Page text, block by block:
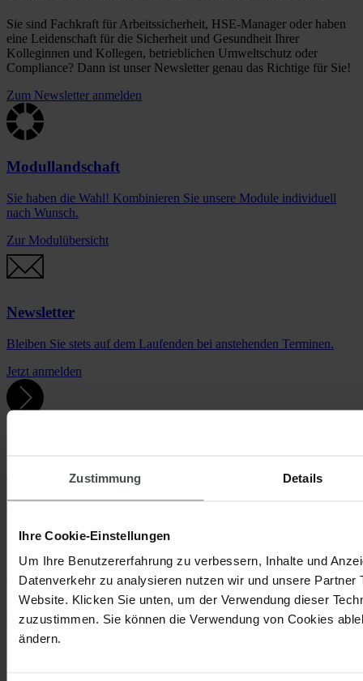
Zustimmung Details
Ihre Cookie-Einstellungen
Um Ihre Benutzererfahrung zu verbessern, Inhalte und
Datenverkehr zu analysieren nutzen wir und unsere Partner
Website. Klicken Sie unten, um der Verwendung dieser
zuzustimmen. Sie können die Verwendung von Cookies
ändern.
Sie sind Fachkraft für Arbeitssicherheit, HSE-Manager oder haben
eine Leidenschaft für die Sicherheit und Gesundheit Ihrer
Kolleginnen und Kollegen, betrieblichen Umweltschutz oder
Compliance? Dann ist unser Newsletter genau das Richtige für Sie!
Zum Newsletter anmelden
Modullandschaft
Sie haben die Wahl! Kombinieren Sie unsere Module individuell
nach Wunsch.
Zur Modulübersicht
Newsletter
Bleiben Sie stets auf dem Laufenden bei anstehenden Terminen.
Jetzt anmelden
Direkter Einstieg in die Software-Module und weitere Videos.
Videos ansehen
Rufen Sie uns an
Wir beantworten gern Ihre Fragen rund um den Einsatz von
Quentic. +49 30 921 0000 0
Oder schreiben Sie uns